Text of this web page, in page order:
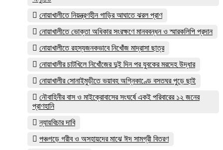
নোয়াখালীতে নিয়ন্ত্রণহীন গাড়ির আঘাতে ঝরল প্রাণ
নোয়াখালীতে ভোক্তা অধিকার সংরক্ষণে মানববন্ধন ও স্মারকলিপি প্রদান
নোয়াখালীতে রহস্যজনকভাবে নিখোঁজ মাদ্রাসা ছাত্র
নোয়াখালীর চাটখিলে নিখোঁজের দুই দিন পর যুবকের মরদেহ উদ্ধার
নোয়াখালীর সোনাইমুড়ীতে ভয়াবহ অগ্নিকাণ্ডে বসতঘর পুড়ে ছাই
নৌবাহিনীর বাস ও মাইক্রোবাসের সংঘর্ষে একই পরিবারের ১২ জনের
প্রাণহানি
ন্যায়বিচার দাবি
পঞ্চগড়ে গরীব ও অসহায়দের মাঝে ঈদ সামগ্রী বিতরণ